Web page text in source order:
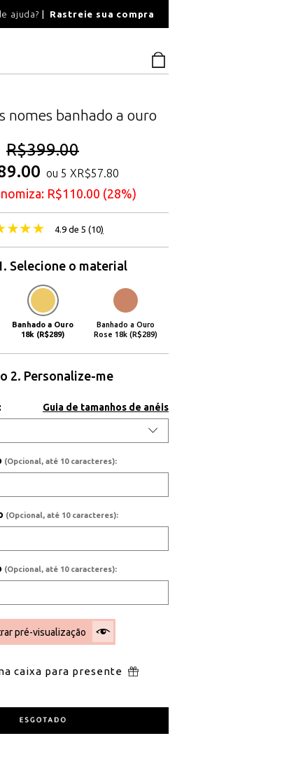
ajuda? Rastreie sua compra
nomes banhado a ouro
R$399.00
ou 5 XR$57.80
R$110.00 (28%)
4.9 de 5 (10)
Selecione o material
Banhado a Ouro
18k (R$289)
Banhado a Ouro
Rose 18k (R$289)
2. Personalize-me
Guia de tamanhos de anéis
(Opcional, até 10 caracteres):
(Opcional, até 10 caracteres):
(Opcional, até 10 caracteres):
pré-visualização
caixa para presente